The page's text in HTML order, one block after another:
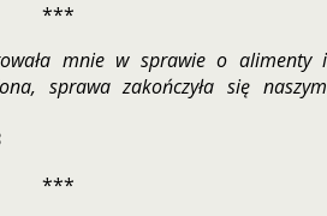
***
mnie w sprawie o alimenty i
sprawa zakończyła się naszym
***